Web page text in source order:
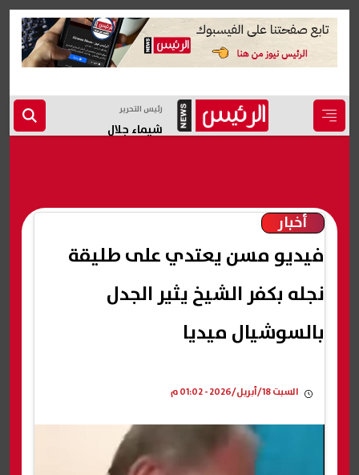
رئيس التحرير
شيماء جلال
أخبار
فيديو مسن يعتدي على طليقة
نجله بكفر الشيخ يثير الجدل
بالسوشيال ميديا
السبت 18/أبريل/2026 - 01:02 م